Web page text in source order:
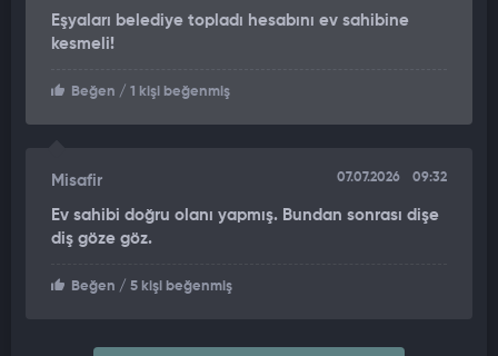
Eşyaları belediye topladı hesabını ev sahibine
kesmeli!
Beğen / 1 kişi beğenmiş
Misafir 07.07.2026 09:32
Ev sahibi doğru olanı yapmış. Bundan sonrası dişe
diş göze göz.
Beğen / 5 kişi beğenmiş